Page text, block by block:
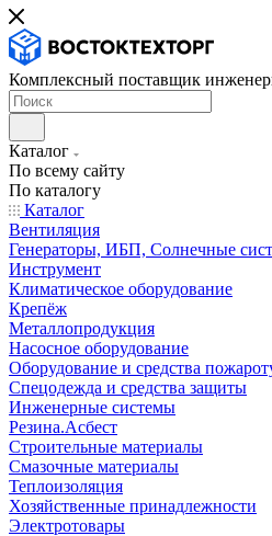
Комплексный поставщик
Каталог
По всему сайту
По каталогу
Каталог
Вентиляция
Генераторы, ИБП, Солнечные
Инструмент
Климатическое оборудование
Крепёж
Металлопродукция
Насосное оборудование
Оборудование и средства
Спецодежда и средства защиты
Инженерные системы
Резина.Асбест
Строительные материалы
Смазочные материалы
Теплоизоляция
Хозяйственные принадлежности
Электротовары